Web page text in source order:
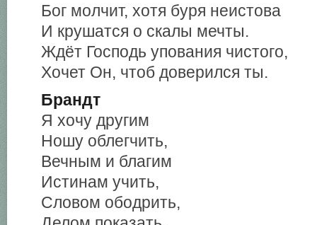
Бог молчит, хотя буря неистова
И крушатся о скалы мечты.
Ждёт Господь упования чистого,
Хочет Он, чтоб доверился ты.
Брандт
Я хочу другим
Ношу облегчить,
Вечным и благим
Истинам учить,
Словом ободрить,